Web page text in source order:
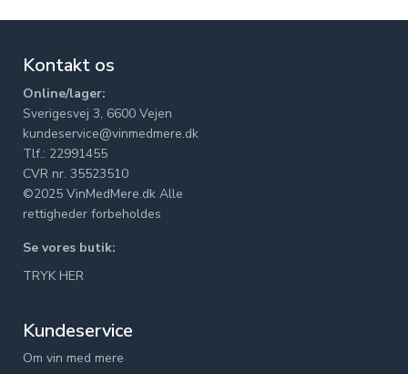
Kontakt os
Online/lager:
Sverigesvej 3, 6600 Vejen
kundeservice@vinmedmere.dk
Tlf.: 22991455
CVR nr. 35523510
©2025 VinMedMere.dk Alle
rettigheder forbeholdes
Se vores butik:
TRYK HER
Kundeservice
Om vin med mere